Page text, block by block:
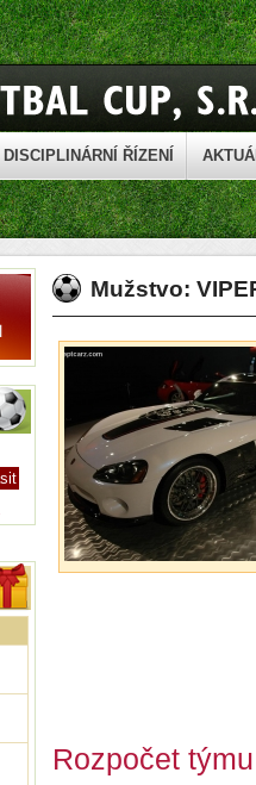
DISCIPLINÁRNÍ ŘÍZENÍ
Mužstvo:
Rozpočet